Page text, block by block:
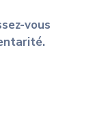
vous